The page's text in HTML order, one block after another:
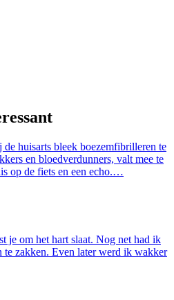
huisarts bleek boezemfibrilleren te
en bloedverdunners, valt mee te
op de fiets en een echo.…
je om het hart slaat. Nog net had ik
te zakken. Even later werd ik wakker